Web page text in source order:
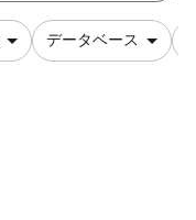
データベース